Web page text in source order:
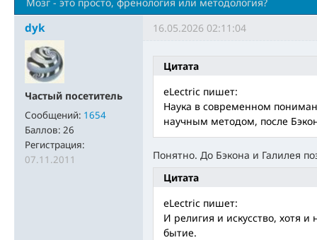
Мозг - это просто, френология или методология?
dyk
Частый посетитель
Сообщений: 1654
Баллов: 26
Регистрация:
07.11.2011
16.05.2026 02:11:04
Цитата
eLectric пишет:
Наука в современном
научным методом, после
Понятно. До Бэкона и Галилея
Цитата
eLectric пишет:
И религия и искусство, хотя
бытие.